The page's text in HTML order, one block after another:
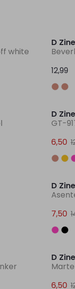
white
D Zine
12,99
D Zine
GT-
6,50
D Zine
7,50
D Zine
Marte
6,50